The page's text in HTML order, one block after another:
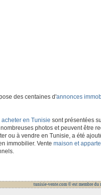
des centaines d'annonces
acheter en Tunisie sont présentées
photos et peuvent être
ou à vendre en Tunisie, a été
immobilier. Vente maison et
tunisie-vente.com © est membre du